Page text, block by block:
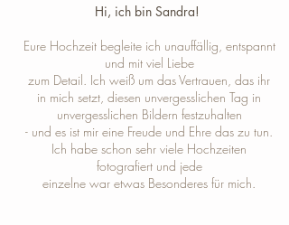
Hi, ich bin Sandra! ​
Eure Hochzeit begleite ich unauffällig, entspannt
und mit viel Liebe
zum Detail. Ich weiß um das Vertrauen, das ihr
in mich setzt, diesen unvergesslichen Tag in
unvergesslichen Bildern festzuhalten
- und es ist mir eine Freude und Ehre das zu tun.
Ich habe schon sehr viele Hochzeiten
fotografiert und jede
einzelne war etwas Besonderes für mich.